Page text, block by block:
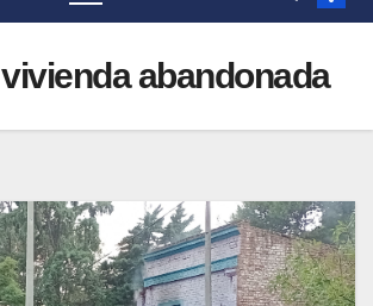
vivienda abandonada